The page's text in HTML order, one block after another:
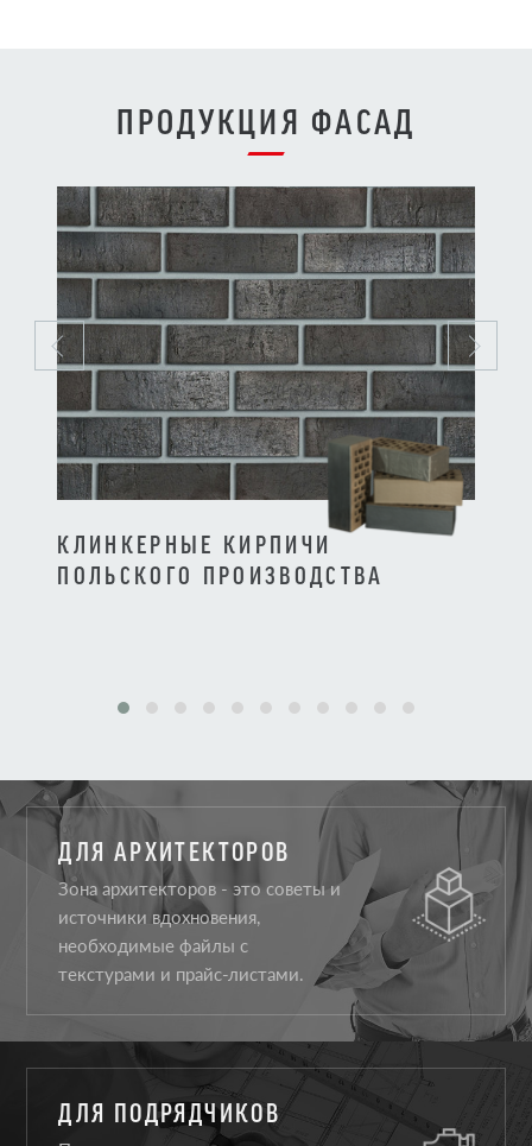
ПРОДУКЦИЯ ФАСАД
КЛИНКЕРНЫЕ КИРПИЧИ
ПОЛЬСКОГО ПРОИЗВОДСТВА
ДЛЯ АРХИТЕКТОРОВ
Зона архитекторов - это советы и
источники вдохновения,
необходимые файлы с
текстурами и прайс-листами.
ДЛЯ ПОДРЯДЧИКОВ